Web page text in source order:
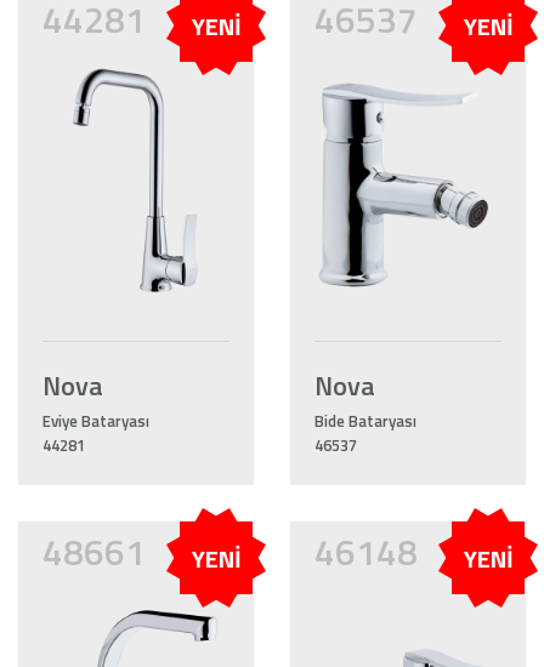
44281 YENİ
Nova
Eviye Bataryası
44281
46537 YENİ
Nova
Bide Bataryası
46537
48661 YENİ 46148 YENİ